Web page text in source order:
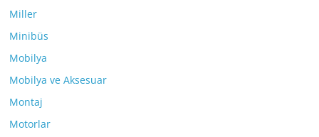
Miller
Minibüs
Mobilya
Mobilya ve Aksesuar
Montaj
Motorlar